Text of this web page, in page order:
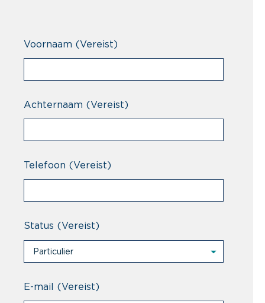
Voornaam (Vereist)
Achternaam (Vereist)
Telefoon (Vereist)
Status (Vereist)
Particulier
Professional
E-mail (Vereist)